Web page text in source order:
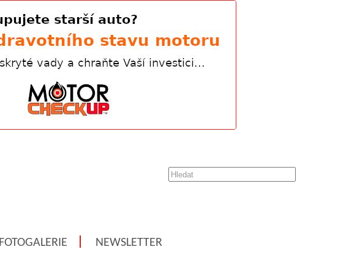
FOTOGALERIE NEWSLETTER